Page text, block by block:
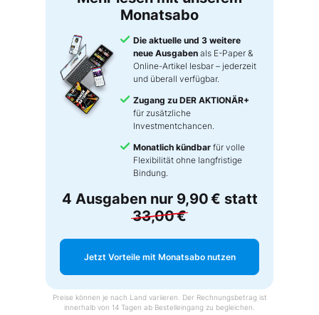
Monatsabo
Die aktuelle und 3 weitere
neue Ausgaben als E-Paper &
Online-Artikel lesbar – jederzeit
und überall verfügbar.
Zugang zu DER AKTIONÄR+
für zusätzliche
Investmentchancen.
Monatlich kündbar für volle
Flexibilität ohne langfristige
Bindung.
4 Ausgaben nur 9,90 € statt
33,00 €
Jetzt Vorteile mit Monatsabo nutzen
Preise können je nach Land variieren. Der Rechnungsbetrag ist
innerhalb von 14 Tagen ab Bestelleingang zu begleichen.